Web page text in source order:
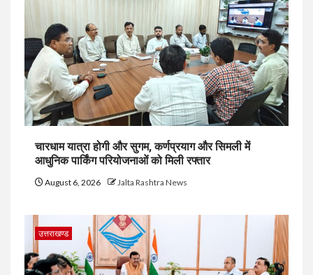
चारधाम यात्रा होगी और सुगम, कर्णप्रयाग और सिमली में
आधुनिक पार्किंग परियोजनाओं को मिली रफ्तार
August 6, 2026 Jalta Rashtra News
उत्तराखण्ड